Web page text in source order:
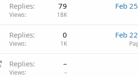
Replies 79
Views 18K
Feb
Replies 0
Views 1K
Feb
R
Replies –
Views –